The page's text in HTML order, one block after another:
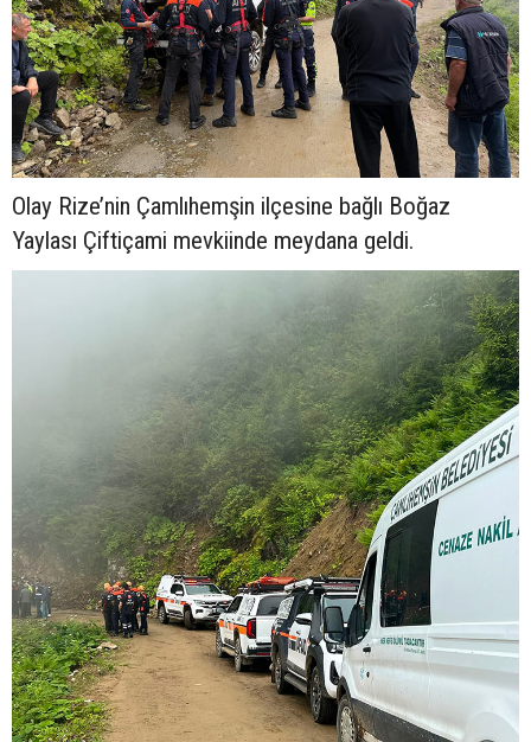
Olay Rize’nin Çamlıhemşin ilçesine bağlı Boğaz
Yaylası Çiftiçami mevkiinde meydana geldi.